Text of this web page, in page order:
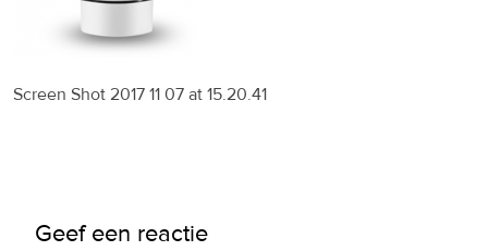
Screen Shot 2017 11 07 at 15.20.41
Geef een reactie